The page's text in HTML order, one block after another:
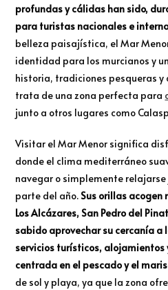
profundas y cálidas han sido,
para turistas nacionales e
belleza paisajística, el Mar
identidad para los murcianos y
historia, tradiciones pesqueras
trata de una zona perfecta para
junto a otros lugares como
Visitar el Mar Menor significa
donde el clima mediterráneo
navegar o simplemente
parte del año. Sus orillas acogen
Los Alcázares, San Pedro del
sabido aprovechar su cercanía
servicios turísticos, alojamientos
centrada en el pescado y el
de sol y playa, ya que la zona